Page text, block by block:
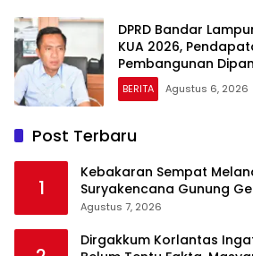
DPRD Bandar
KUA 2026,
Pembangunan
BERITA Agustus 6, 2026
Post Terbaru
1
Kebakaran Sempat
Suryakencana Gunung
Dipadamkan
Agustus 7, 2026
Dirgakkum Korlantas